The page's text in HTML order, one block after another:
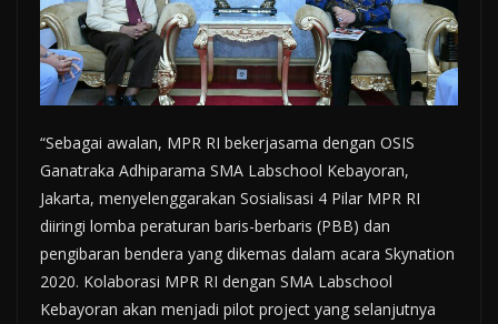
“Sebagai awalan, MPR RI bekerjasama dengan OSIS
Ganatraka Adhiparama SMA Labschool Kebayoran,
Jakarta, menyelenggarakan Sosialisasi 4 Pilar MPR RI
diiringi lomba peraturan baris-berbaris (PBB) dan
pengibaran bendera yang dikemas dalam acara Skynation
2020. Kolaborasi MPR RI dengan SMA Labschool
Kebayoran akan menjadi pilot project yang selanjutnya